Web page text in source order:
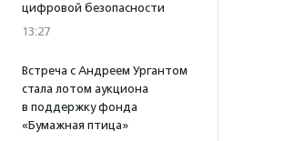
цифровой безопасности
13:27
Встреча с Андреем Ургантом
стала лотом аукциона
в поддержку фонда
«Бумажная птица»